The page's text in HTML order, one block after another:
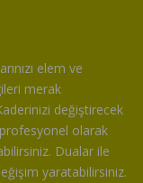
elem ve
merak
değiştirecek
olarak
Dualar ile
yaratabilirsiniz.